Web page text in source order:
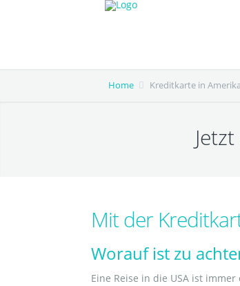
Home Kreditkarte in Amerika
Mit der
Worauf ist zu
Eine Reise in die USA ist